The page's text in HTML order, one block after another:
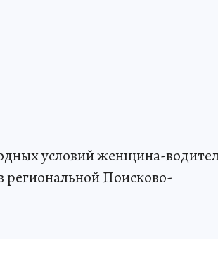
условий женщина-
региональной Поисково-